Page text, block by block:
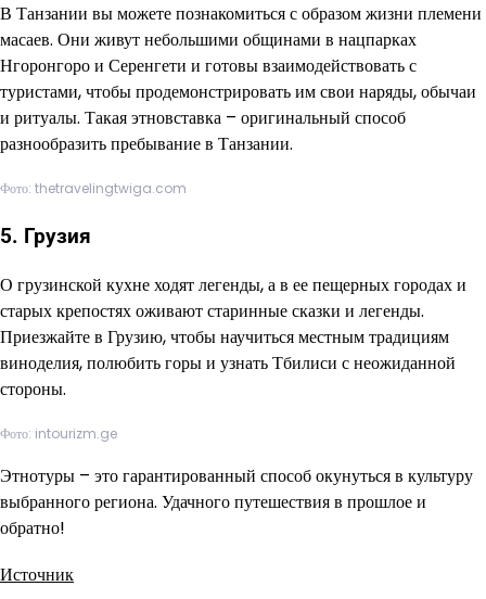
В Танзании вы можете познакомиться с образом жизни племени
масаев. Они живут небольшими общинами в нацпарках
Нгоронгоро и Серенгети и готовы взаимодействовать с
туристами, чтобы продемонстрировать им свои наряды, обычаи
и ритуалы. Такая этновставка – оригинальный способ
разнообразить пребывание в Танзании.
Фото: thetravelingtwiga.com
5. Грузия
О грузинской кухне ходят легенды, а в ее пещерных городах и
старых крепостях оживают старинные сказки и легенды.
Приезжайте в Грузию, чтобы научиться местным традициям
виноделия, полюбить горы и узнать Тбилиси с неожиданной
стороны.
Фото: intourizm.ge
Этнотуры – это гарантированный способ окунуться в культуру
выбранного региона. Удачного путешествия в прошлое и
обратно!
Источник